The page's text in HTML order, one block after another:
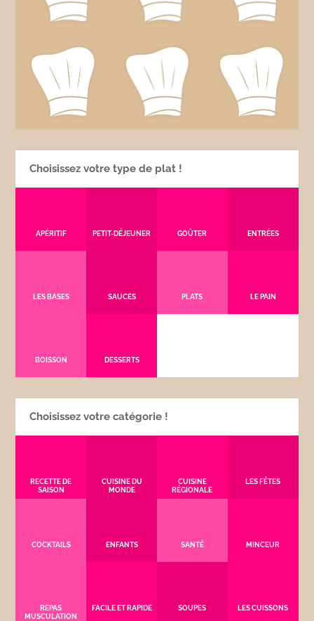
Choisissez votre type de plat !
APÉRITIF PETIT-DÉJEUNER GOÛTER ENTRÉES
LES BASES SAUCES PLATS LE PAIN
BOISSON DESSERTS
Choisissez votre catégorie !
RECETTE DE
SAISON
CUISINE DU
MONDE
CUISINE
RÉGIONALE
LES FÊTES
COCKTAILS ENFANTS SANTÉ MINCEUR
REPAS
MUSCULATION
FACILE ET RAPIDE SOUPES LES CUISSONS